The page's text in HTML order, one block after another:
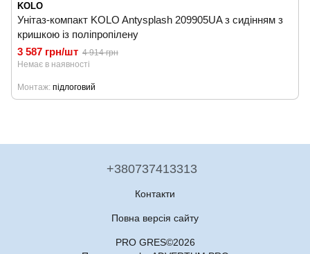
KOLO
Унітаз-компакт KOLO Antysplash 209905UA з сидінням з
кришкою із поліпропілену
3 587 грн/шт 4 914 грн
Немає в наявності
Монтаж підлоговий
+380737413313
Контакти
Повна версія сайту
PRO GRES©2026